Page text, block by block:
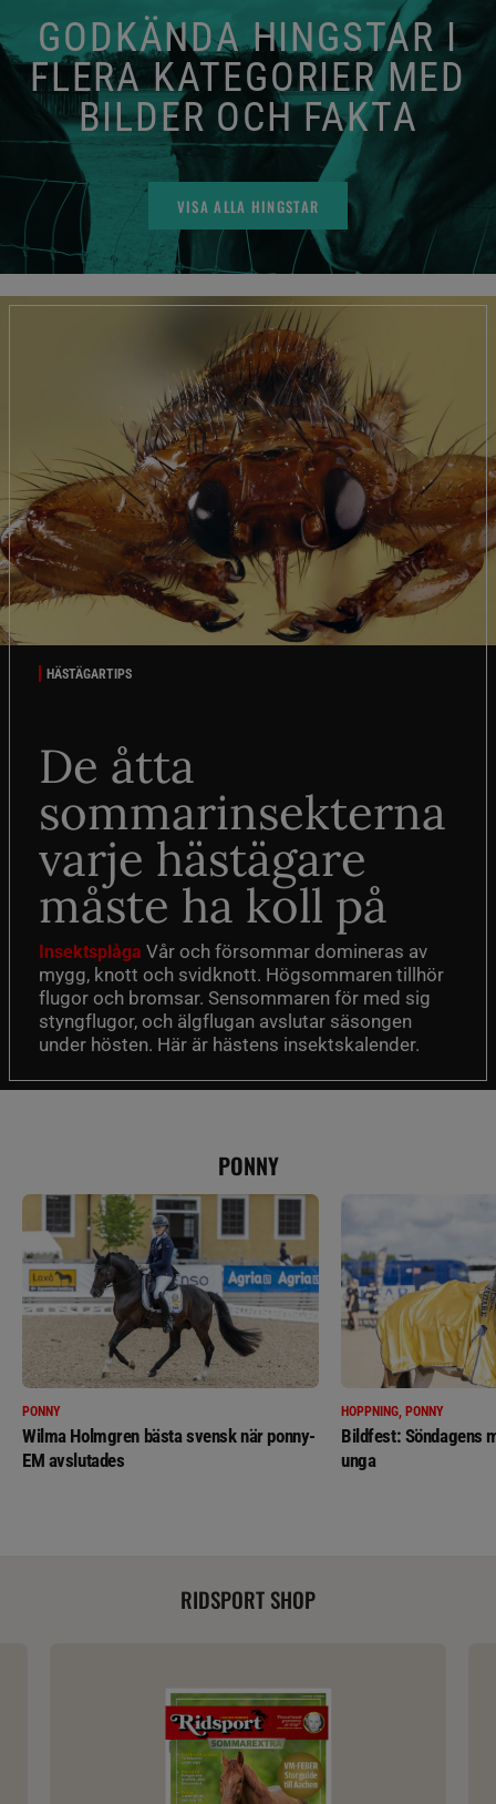
GODKÄNDA HINGSTAR I
FLERA KATEGORIER MED
BILDER OCH FAKTA
VISA ALLA HINGSTAR
HÄSTÄGARTIPS
De åtta
sommarinsekterna
varje hästägare
måste ha koll på
Insektsplåga Vår och försommar domineras av
mygg, knott och svidknott. Högsommaren tillhör
flugor och bromsar. Sensommaren för med sig
styngflugor, och älgflugan avslutar säsongen
under hösten. Här är hästens insektskalender.
PONNY
PONNY
Wilma Holmgren bästa svensk när ponny-
EM avslutades
HOPPNING, PONNY
Bildfest: Söndagens
unga
RIDSPORT SHOP